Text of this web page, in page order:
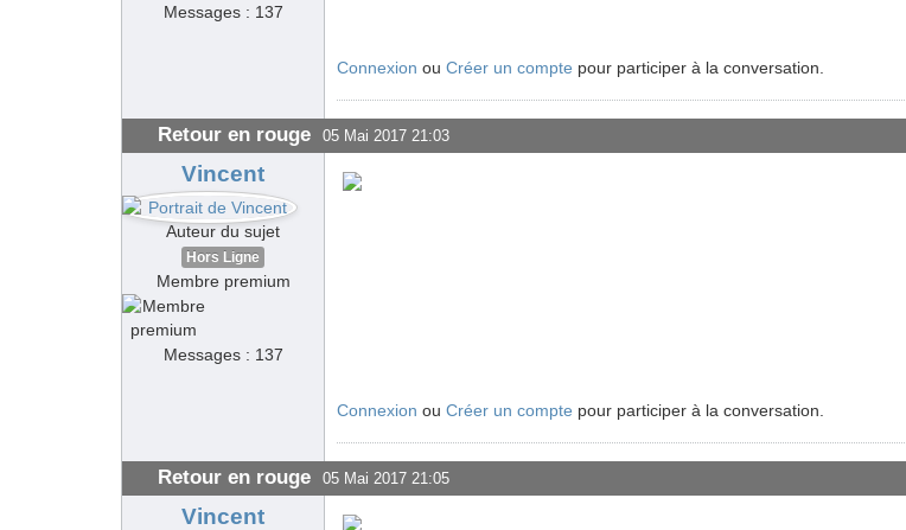
Messages : 137
Connexion ou Créer un compte pour participer à la conversation.
Retour en rouge 05 Mai 2017 21:03
Vincent
Auteur du sujet
Hors Ligne
Membre premium
Messages : 137
Connexion ou Créer un compte pour participer à la conversation.
Retour en rouge 05 Mai 2017 21:05
Vincent